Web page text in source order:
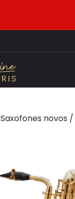
Saxofones novos /